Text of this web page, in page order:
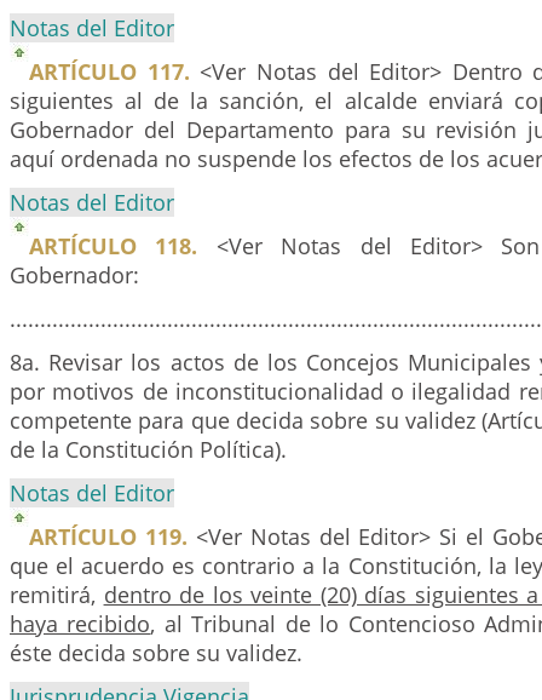
Notas del Editor
ARTÍCULO 117. <Ver Notas del Editor> Dentro
siguientes al de la sanción, el alcalde enviará
Gobernador del Departamento para su revisión
aquí ordenada no suspende los efectos de los
Notas del Editor
ARTÍCULO 118. <Ver Notas del Editor>
Gobernador:
8a. Revisar los actos de los Concejos
por motivos de inconstitucionalidad o ilegalidad
competente para que decida sobre su validez
de la Constitución Política).
Notas del Editor
ARTÍCULO 119. <Ver Notas del Editor> Si el
que el acuerdo es contrario a la Constitución, la
remitirá, dentro de los veinte (20) días siguientes
haya recibido, al Tribunal de lo Contencioso
éste decida sobre su validez.